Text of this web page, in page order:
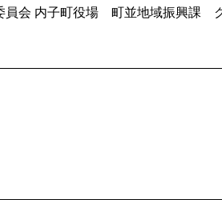
員会 内子町役場 町並地域振興課